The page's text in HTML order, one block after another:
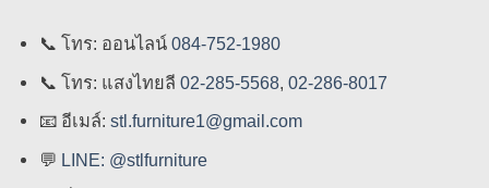
📞โทร: ออนไลน์084-752-1980
📞โทร: แสงไทยลี 02-285-5568 ,02-286-8017
📧 อีเมล์:stl.furniture1@gmail.com
💬 LINE: @stlfurniture